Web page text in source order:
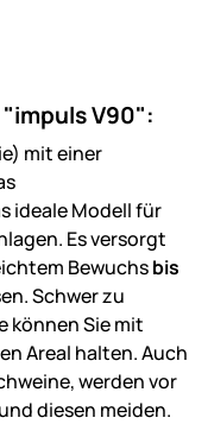
"impuls V90":
mit einer
ideale Modell für
Es versorgt
Bewuchsbis
Schwer zu
können Sie mit
Areal halten. Auch
werden vor
diesen meiden.